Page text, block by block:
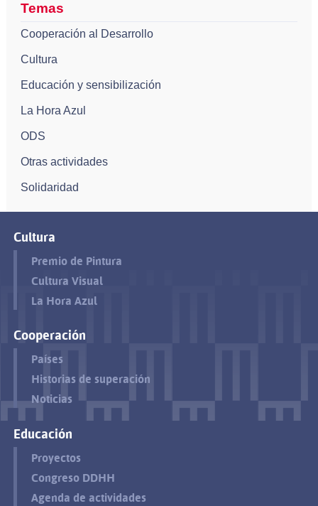
Temas
Cooperación al Desarrollo
Cultura
Educación y sensibilización
La Hora Azul
ODS
Otras actividades
Solidaridad
Cultura
Premio de Pintura
Cultura Visual
La Hora Azul
Cooperación
Países
Historias de superación
Noticias
Educación
Proyectos
Congreso DDHH
Agenda de actividades